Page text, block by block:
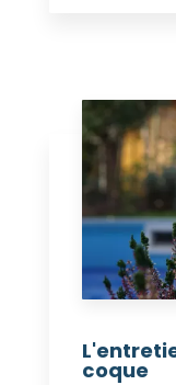
coque